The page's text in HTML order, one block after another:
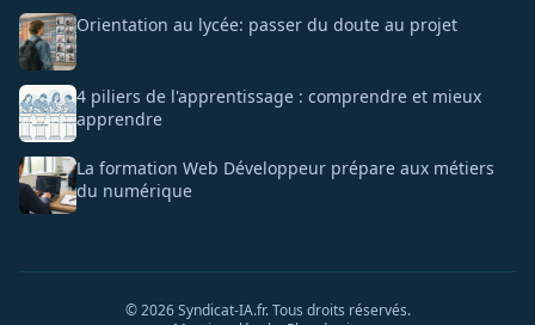
Orientation au lycée: passer du doute au projet
4 piliers de l'apprentissage : comprendre et mieux
apprendre
La formation Web Développeur prépare aux métiers
du numérique
© 2026 Syndicat-IA.fr. Tous droits réservés.